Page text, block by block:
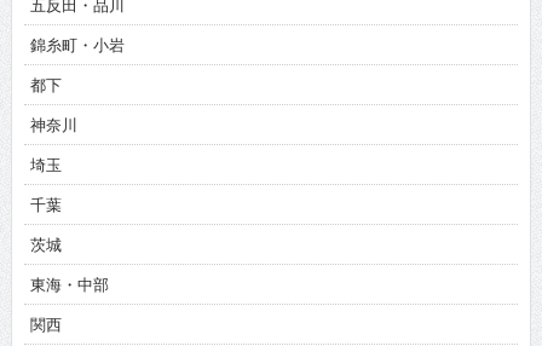
五反田・品川
錦糸町・小岩
都下
神奈川
埼玉
千葉
茨城
東海・中部
関西